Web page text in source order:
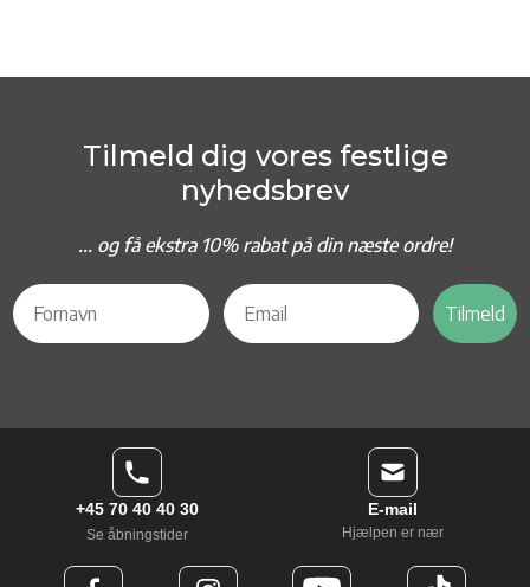
Tilmeld dig vores festlige
nyhedsbrev
... og få ekstra 10% rabat på din næste ordre!
Tilmeld
+45 70 40 40 30
Se åbningstider
E-mail
Hjælpen er nær